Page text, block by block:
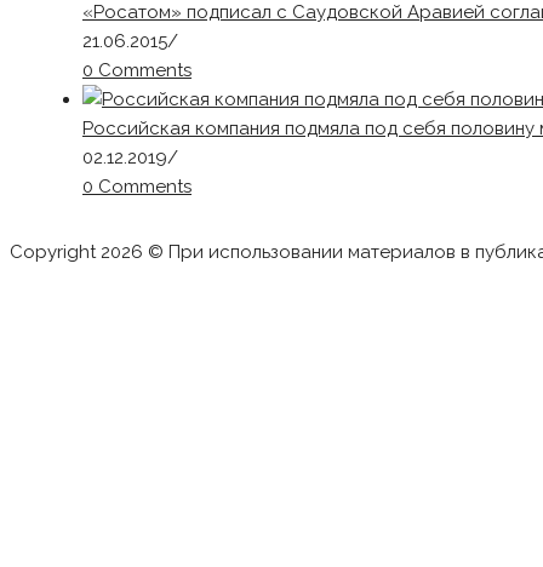
«Росатом» подписал с Саудовской Аравией
21.06.2015/
0 Comments
Российская компания подмяла под себя
02.12.2019/
0 Comments
Copyright 2026 © При использовании материалов в